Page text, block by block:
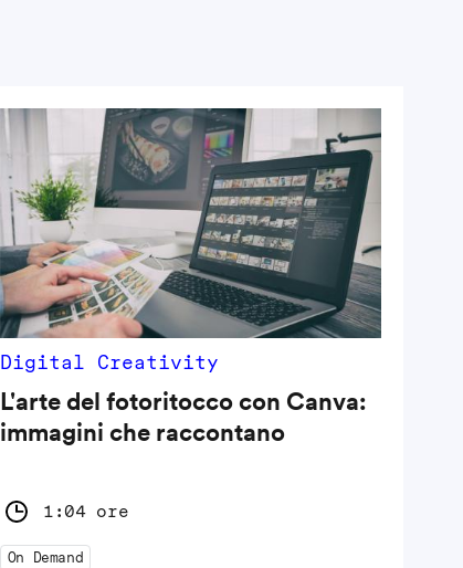
Digital Creativity
L'arte del fotoritocco con Canva:
immagini che raccontano
1:04 ore
On Demand